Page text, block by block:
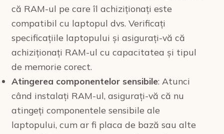
că RAM-ul pe care îl achiziționați este
compatibil cu laptopul dvs. Verificați
specificațiile laptopului și asigurați-vă că
achiziționați RAM-ul cu capacitatea și tipul
de memorie corect.
Atingerea componentelor sensibile: Atunci
când instalați RAM-ul, asigurați-vă că nu
atingeți componentele sensibile ale
laptopului, cum ar fi placa de bază sau alte